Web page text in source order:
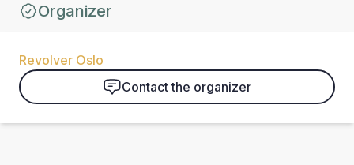
Organizer
Revolver Oslo
Contact the organizer